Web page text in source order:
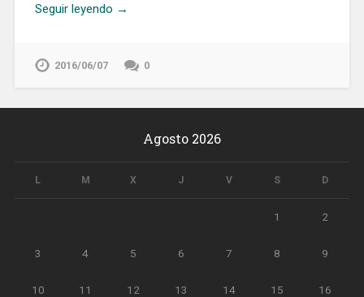
Seguir leyendo →
2016/06/07 0
Agosto 2026
L M X J V S D
1 2
3 4 5 6 7 8 9
10 11 12 13 14 15 16